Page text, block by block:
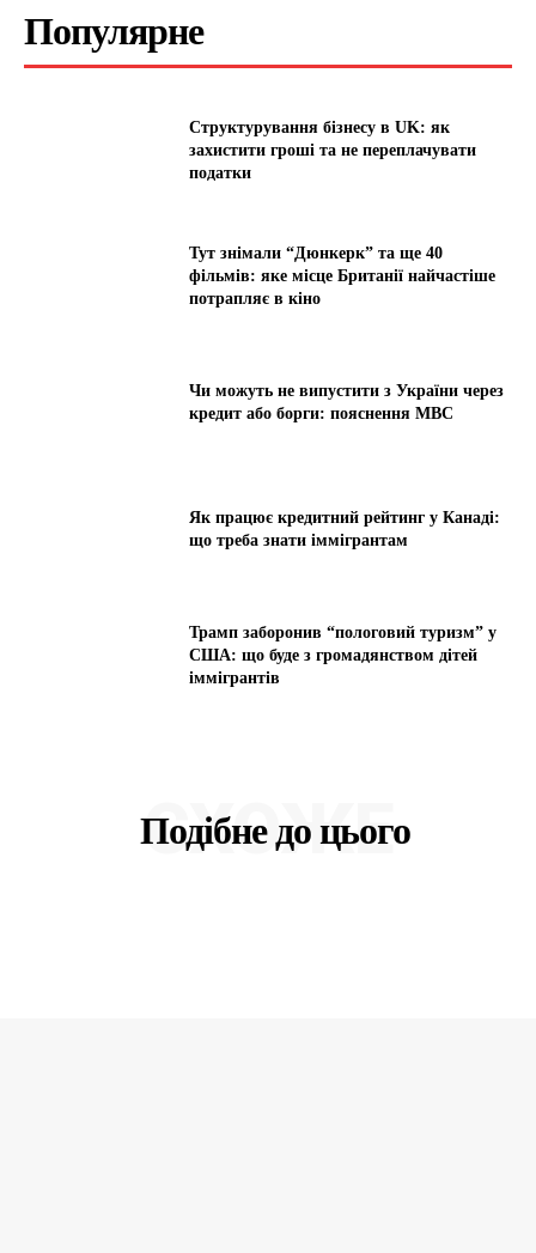
Популярне
Структурування бізнесу в UK: як
захистити гроші та не переплачувати
податки
Тут знімали “Дюнкерк” та ще 40
фільмів: яке місце Британії найчастіше
потрапляє в кіно
Чи можуть не випустити з України через
кредит або борги: пояснення МВС
Як працює кредитний рейтинг у Канаді:
що треба знати іммігрантам
Трамп заборонив “пологовий туризм” у
США: що буде з громадянством дітей
іммігрантів
Подібне до цього
СХОЖЕ